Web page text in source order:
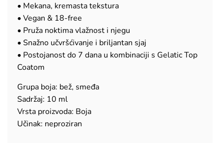
• Mekana, kremasta tekstura
• Vegan & 18-free
• Pruža noktima vlažnost i njegu
• Snažno učvršćivanje i briljantan sjaj
• Postojanost do 7 dana u kombinaciji s Gelatic Top
Coatom
Grupa boja: bež, smeđa
Sadržaj: 10 ml
Vrsta proizvoda: Boja
Učinak: neproziran